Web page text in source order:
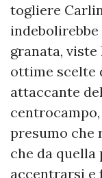
togliere
granata,
ottime scelte
attaccante
presumo che
che da
accentrarsi e